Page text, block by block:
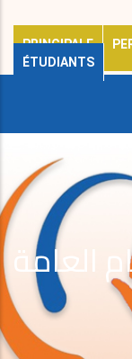
PRINCIPALE
ÉTUDIANTS
العامة